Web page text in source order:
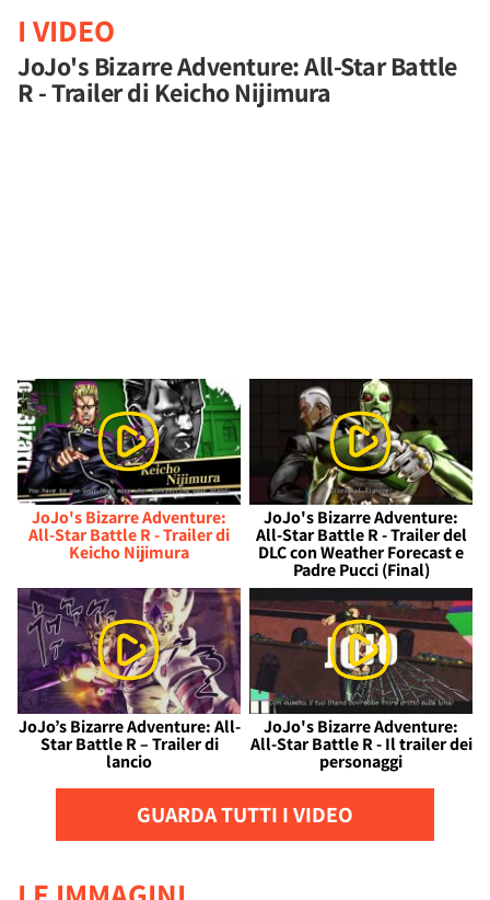
I VIDEO
JoJo's Bizarre Adventure: All-Star Battle
R - Trailer di Keicho Nijimura
JoJo's Bizarre Adventure:
All-Star Battle R - Trailer di
Keicho Nijimura
JoJo's Bizarre Adventure:
All-Star Battle R - Trailer del
DLC con Weather Forecast e
Padre Pucci (Final)
JoJo’s Bizarre Adventure: All-
Star Battle R – Trailer di
lancio
JoJo's Bizarre Adventure:
All-Star Battle R - Il trailer dei
personaggi
GUARDA TUTTI I VIDEO